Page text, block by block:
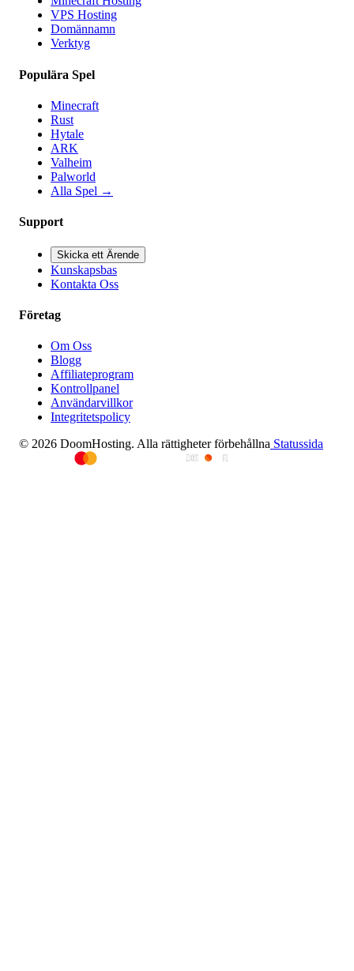
VPS Hosting
Domännamn
Verktyg
Populära Spel
Minecraft
Rust
Hytale
ARK
Valheim
Palworld
Alla Spel →
Support
Skicka ett Ärende
Kunskapsbas
Kontakta Oss
Företag
Om Oss
Blogg
Affiliateprogram
Kontrollpanel
Användarvillkor
Integritetspolicy
© 2026 DoomHosting. Alla rättigheter förbehållna Statussida